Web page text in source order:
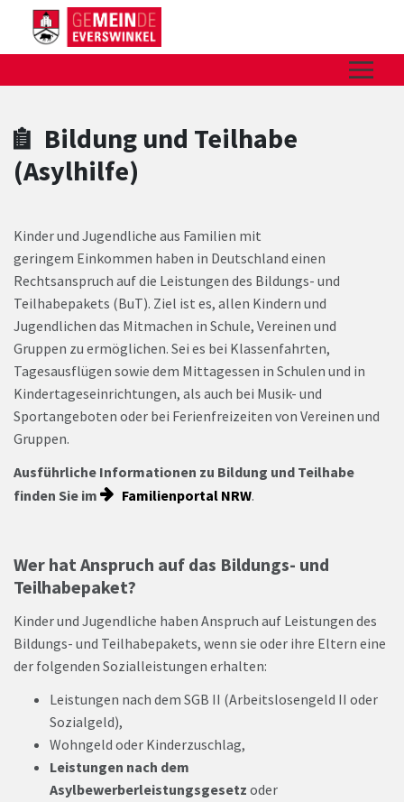
Zum Header
Zum Hauptinhalt
Zum Footer
Zum Hauptinhalt springen
Bildung und Teilhabe
(Asylhilfe)
Kinder und Jugendliche aus Familien mit
geringem Einkommen haben in Deutschland einen
Rechtsanspruch auf die Leistungen des Bildungs- und
Teilhabepakets (BuT). Ziel ist es, allen Kindern und
Jugendlichen das Mitmachen in Schule, Vereinen und
Gruppen zu ermöglichen. Sei es bei Klassenfahrten,
Tagesausflügen sowie dem Mittagessen in Schulen und in
Kindertageseinrichtungen, als auch bei Musik- und
Sportangeboten oder bei Ferienfreizeiten von Vereinen und
Gruppen.
Ausführliche Informationen zu Bildung und Teilhabe
finden Sie im
Familienportal NRW.
Wer hat Anspruch auf das Bildungs- und
Teilhabepaket?
Kinder und Jugendliche haben Anspruch auf Leistungen des
Bildungs- und Teilhabepakets, wenn sie oder ihre Eltern eine
der folgenden Sozialleistungen erhalten:
Leistungen nach dem SGB II (Arbeitslosengeld II oder
Sozialgeld),
Wohngeld oder Kinderzuschlag,
Leistungen nach dem
Asylbewerberleistungsgesetz oder